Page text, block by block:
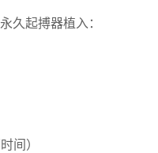
久起搏器植入：
间）